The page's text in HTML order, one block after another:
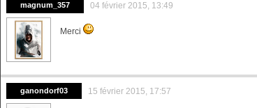
magnum_357 04 février 2015, 13:49
Merci
ganondorf03 15 février 2015, 17:57